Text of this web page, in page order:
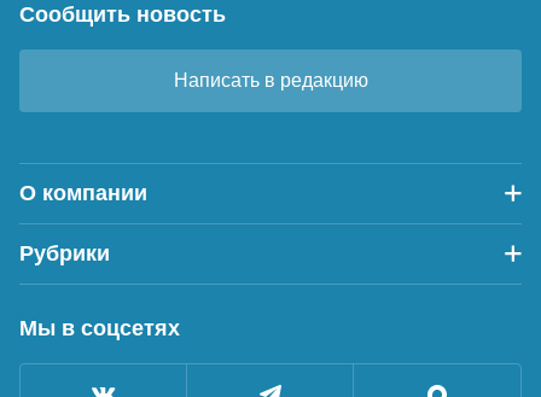
Сообщить новость
Написать в редакцию
О компании
Рубрики
Мы в соцсетях